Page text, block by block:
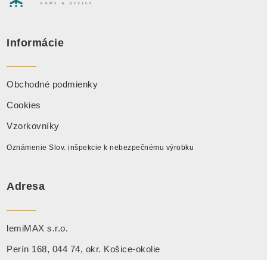
Informácie
Obchodné podmienky
Cookies
Vzorkovníky
Oznámenie Slov. inšpekcie k nebezpečnému výrobku
Adresa
lemiMAX s.r.o.
Perín 168, 044 74, okr. Košice-okolie